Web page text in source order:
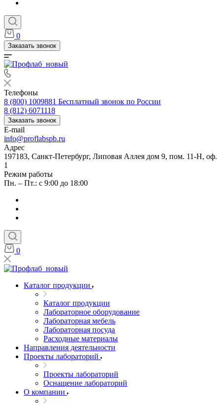
0
Заказать звонок
Телефоны
8 (800) 1009881 Бесплатный звонок по России
8 (812) 6071118
Заказать звонок
E-mail
info@proflabspb.ru
Адрес
197183, Санкт-Петербург, Липовая Аллея дом 9, пом. 11-Н, оф.
1
Режим работы
Пн. – Пт.: с 9:00 до 18:00
0
Каталог продукции
Каталог продукции
Лабораторное оборудование
Лабораторная мебель
Лабораторная посуда
Расходные материалы
Направления деятельности
Проекты лабораторий
Проекты лабораторий
Оснащение лабораторий
О компании